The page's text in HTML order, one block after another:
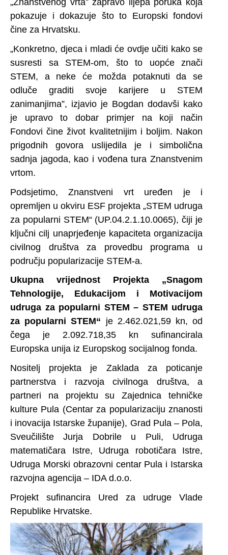
„Znanstvenog vrta” zapravo lijepa poruka koja
pokazuje i dokazuje što to Europski fondovi
čine za Hrvatsku.
„Konkretno, djeca i mladi će ovdje učiti kako se
susresti sa STEM-om, što to uopće znači
STEM, a neke će možda potaknuti da se
odluče graditi svoje karijere u STEM
zanimanjima”, izjavio je Bogdan dodavši kako
je upravo to dobar primjer na koji način
Fondovi čine život kvalitetnijim i boljim. Nakon
prigodnih govora uslijedila je i simbolična
sadnja jagoda, kao i vođena tura Znanstvenim
vrtom.
Podsjetimo, Znanstveni vrt uređen je i
opremljen u okviru ESF projekta „STEM udruga
za popularni STEM“ (UP.04.2.1.10.0065), čiji je
ključni cilj unaprjeđenje kapaciteta organizacija
civilnog društva za provedbu programa u
području popularizacije STEM-a.
Ukupna vrijednost Projekta „Snagom
Tehnologije, Edukacijom i Motivacijom
udruga za popularni STEM – STEM udruga
za popularni STEM“ je 2.462.021,59 kn, od
čega je 2.092.718,35 kn sufinancirala
Europska unija iz Europskog socijalnog fonda.
Nositelj projekta je Zaklada za poticanje
partnerstva i razvoja civilnoga društva, a
partneri na projektu su Zajednica tehničke
kulture Pula (Centar za popularizaciju znanosti
i inovacija Istarske županije), Grad Pula – Pola,
Sveučilište Jurja Dobrile u Puli, Udruga
matematičara Istre, Udruga robotičara Istre,
Udruga Morski obrazovni centar Pula i Istarska
razvojna agencija – IDA d.o.o.
Projekt sufinancira Ured za udruge Vlade
Republike Hrvatske.